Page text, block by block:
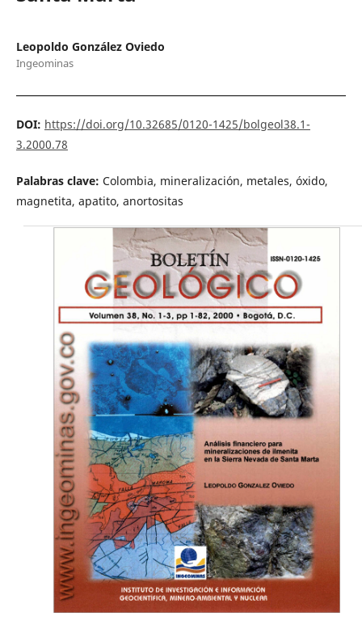
Leopoldo González Oviedo
Ingeominas
DOI: https://doi.org/10.32685/0120-1425/bolgeol38.1-
3.2000.78
Palabras clave: Colombia, mineralización, metales, óxido,
magnetita, apatito, anortositas